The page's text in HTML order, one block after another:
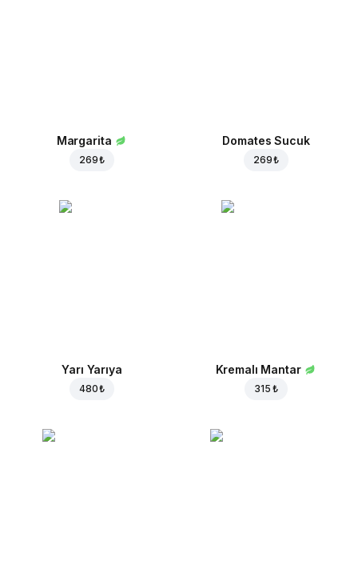
Margarita
269 ₺
Domates Sucuk
269 ₺
Yarı Yarıya
480 ₺
Kremalı Mantar
315 ₺